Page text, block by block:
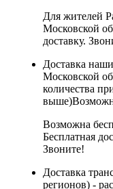
Для жителей
Московской
доставку.
Доставка
Московской
количества
выше)
Возможна
Бесплатная
Звоните!
Доставка
регионов) -